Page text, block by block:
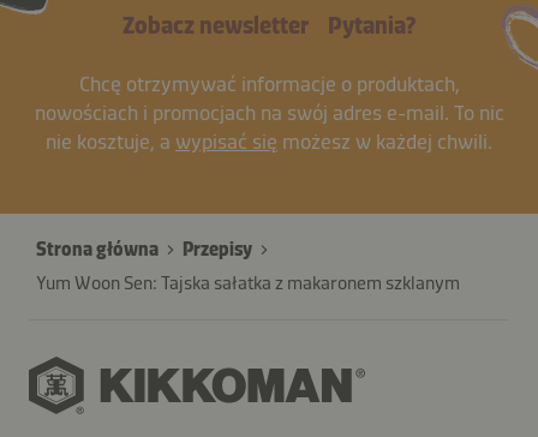
Zobacz newsletter Pytania?
Chcę otrzymywać informacje o produktach,
nowościach i promocjach na swój adres e-mail. To nic
nie kosztuje, a wypisać się możesz w każdej chwili.
Strona główna
Przepisy
Yum Woon Sen: Tajska sałatka z makaronem szklanym